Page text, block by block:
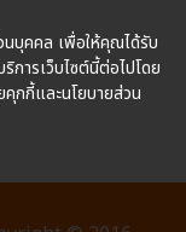
นบุคคล เพื่อให้คุณได้รับ
การเว็บไซต์นี้ต่อไปโดย
กกี้และนโยบายส่วน